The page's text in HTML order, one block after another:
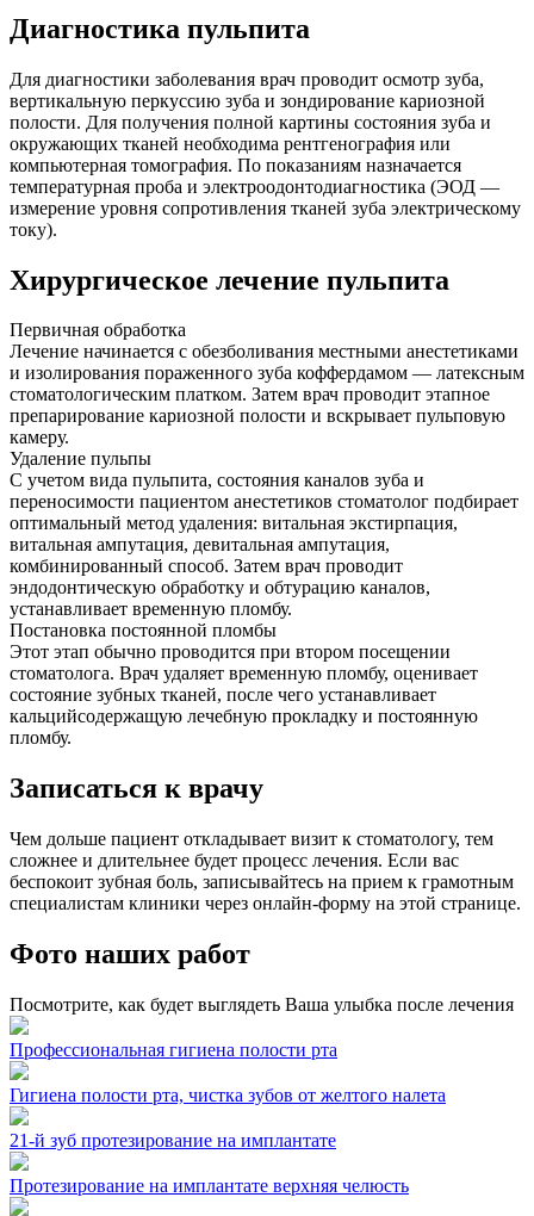
Диагностика пульпита
Для диагностики заболевания врач проводит осмотр зуба,
вертикальную перкуссию зуба и зондирование кариозной
полости. Для получения полной картины состояния зуба и
окружающих тканей необходима рентгенография или
компьютерная томография. По показаниям назначается
температурная проба и электроодонтодиагностика (ЭОД —
измерение уровня сопротивления тканей зуба электрическому
току).
Хирургическое лечение пульпита
Первичная обработка
Лечение начинается с обезболивания местными анестетиками
и изолирования пораженного зуба коффердамом — латексным
стоматологическим платком. Затем врач проводит этапное
препарирование кариозной полости и вскрывает пульповую
камеру.
Удаление пульпы
С учетом вида пульпита, состояния каналов зуба и
переносимости пациентом анестетиков стоматолог подбирает
оптимальный метод удаления: витальная экстирпация,
витальная ампутация, девитальная ампутация,
комбинированный способ. Затем врач проводит
эндодонтическую обработку и обтурацию каналов,
устанавливает временную пломбу.
Постановка постоянной пломбы
Этот этап обычно проводится при втором посещении
стоматолога. Врач удаляет временную пломбу, оценивает
состояние зубных тканей, после чего устанавливает
кальцийсодержащую лечебную прокладку и постоянную
пломбу.
Записаться к врачу
Чем дольше пациент откладывает визит к стоматологу, тем
сложнее и длительнее будет процесс лечения. Если вас
беспокоит зубная боль, записывайтесь на прием к грамотным
специалистам клиники через онлайн-форму на этой странице.
Фото наших работ
Посмотрите, как будет выглядеть Ваша улыбка после лечения
Профессиональная гигиена полости рта
Гигиена полости рта, чистка зубов от желтого налета
21-й зуб протезирование на имплантате
Протезирование на имплантате верхняя челюсть